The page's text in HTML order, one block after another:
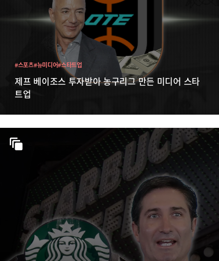
제프 베이조스 투자받아 농구리그 만든 미디어 스타
트업
#스포츠#뉴미디어#스타트업